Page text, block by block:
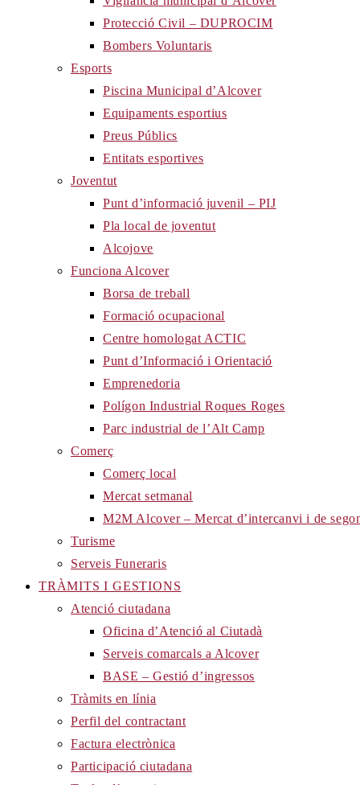
Protecció Civil – DUPROCIM
Bombers Voluntaris
Esports
Piscina Municipal d’Alcover
Equipaments esportius
Preus Públics
Entitats esportives
Joventut
Punt d’informació juvenil – PIJ
Pla local de joventut
Alcojove
Funciona Alcover
Borsa de treball
Formació ocupacional
Centre homologat ACTIC
Punt d’Informació i Orientació
Emprenedoria
Polígon Industrial Roques Roges
Parc industrial de l’Alt Camp
Comerç
Comerç local
Mercat setmanal
M2M Alcover – Mercat d’intercanvi i de
Turisme
Serveis Funeraris
TRÀMITS I GESTIONS
Atenció ciutadana
Oficina d’Atenció al Ciutadà
Serveis comarcals a Alcover
BASE – Gestió d’ingressos
Tràmits en línia
Perfil del contractant
Factura electrònica
Participació ciutadana